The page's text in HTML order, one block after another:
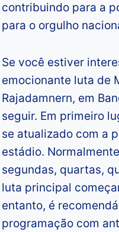
contribuindo para a
para o orgulho
Se você estiver
emocionante luta de
Rajadamnern, em
seguir. Em primeiro
se atualizado com a
estádio.
segundas, quartas,
luta principal
entanto, é
programação com